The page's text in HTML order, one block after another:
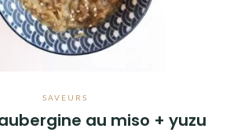
SAVEURS
au miso + yuzu